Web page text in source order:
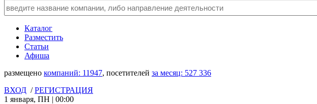
Каталог
Разместить
Статьи
Афиша
размещено компаний: 11947, посетителей за месяц: 527 336
ВХОД /РЕГИСТРАЦИЯ
1 января, ПН | 00:00